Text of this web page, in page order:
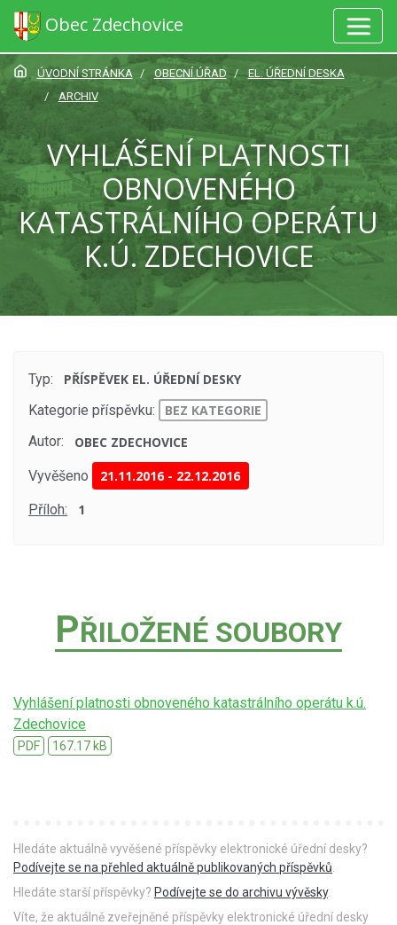
Obec Zdechovice
ÚVODNÍ STRÁNKA OBECNÍ ÚŘAD
EL. ÚŘEDNÍ DESKA
ARCHIV
VYHLÁŠENÍ PLATNOSTI
OBNOVENÉHO
KATASTRÁLNÍHO OPERÁTU
K.Ú. ZDECHOVICE
Typ:
PŘÍSPĚVEK EL. ÚŘEDNÍ DESKY
Kategorie příspěvku:
BEZ KATEGORIE
Autor:
OBEC ZDECHOVICE
Vyvěšeno 21.11.2016- 22.12.2016
Příloh: 1
PŘILOŽENÉ SOUBORY
Vyhlášení platnosti obnoveného katastrálního operátu k.ú.
Zdechovice
PDF 167.17 kB
Hledáte aktuálně vyvěšené příspěvky elektronické úřední desky?
Podívejte se na přehled aktuálně publikovaných příspěvků
Hledáte starší příspěvky? Podívejte se do archivu vývěsky.
Víte, že aktuálně zveřejněné příspěvky elektronické úřední desky